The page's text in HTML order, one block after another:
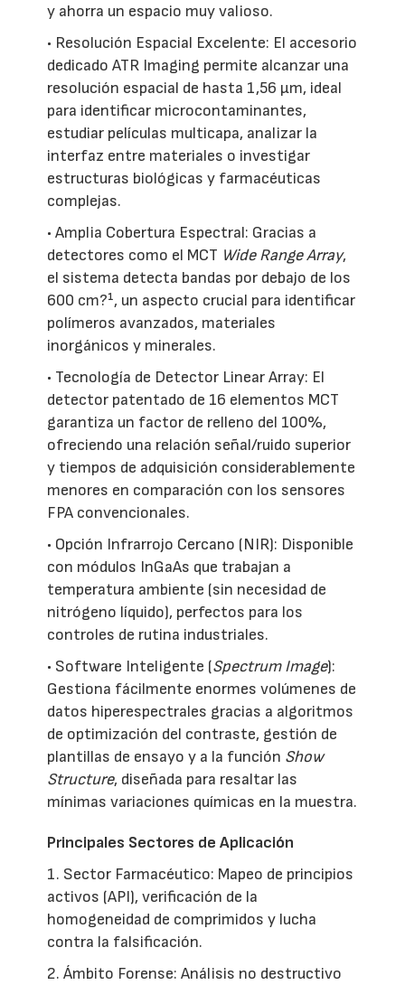
y ahorra un espacio muy valioso.
• Resolución Espacial Excelente: El accesorio
dedicado ATR Imaging permite alcanzar una
resolución espacial de hasta 1,56 µm, ideal
para identificar microcontaminantes,
estudiar películas multicapa, analizar la
interfaz entre materiales o investigar
estructuras biológicas y farmacéuticas
complejas.
• Amplia Cobertura Espectral: Gracias a
detectores como el MCT Wide Range Array,
el sistema detecta bandas por debajo de los
600 cm?¹, un aspecto crucial para identificar
polímeros avanzados, materiales
inorgánicos y minerales.
• Tecnología de Detector Linear Array: El
detector patentado de 16 elementos MCT
garantiza un factor de relleno del 100%,
ofreciendo una relación señal/ruido superior
y tiempos de adquisición considerablemente
menores en comparación con los sensores
FPA convencionales.
• Opción Infrarrojo Cercano (NIR): Disponible
con módulos InGaAs que trabajan a
temperatura ambiente (sin necesidad de
nitrógeno líquido), perfectos para los
controles de rutina industriales.
• Software Inteligente (Spectrum Image):
Gestiona fácilmente enormes volúmenes de
datos hiperespectrales gracias a algoritmos
de optimización del contraste, gestión de
plantillas de ensayo y a la función Show
Structure, diseñada para resaltar las
mínimas variaciones químicas en la muestra.
Principales Sectores de Aplicación
1. Sector Farmacéutico: Mapeo de principios
activos (API), verificación de la
homogeneidad de comprimidos y lucha
contra la falsificación.
2. Ámbito Forense: Análisis no destructivo